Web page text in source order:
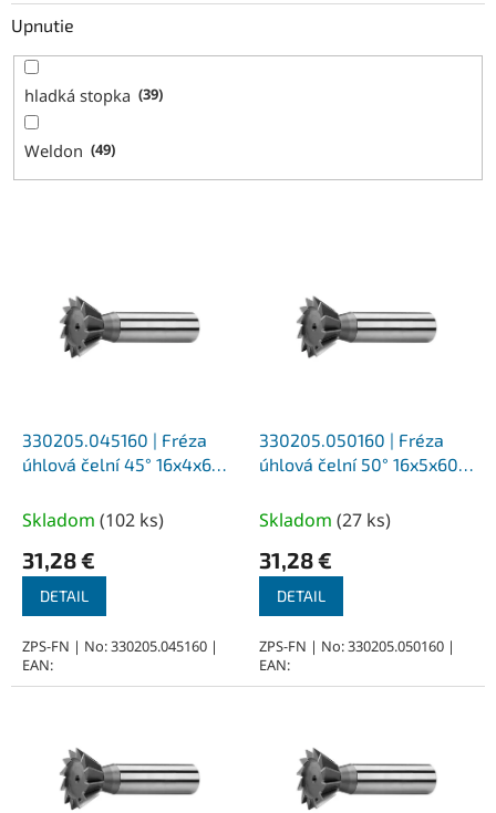
Upnutie
hladká stopka 39
Weldon 49
330205.045160 | Fréza
úhlová čelní 45° 16x4x60,
Skladom (102 ks)
31,28 €
DETAIL
ZPS-FN | No: 330205.045160 |
EAN:
330205.050160 | Fréza
úhlová čelní 50° 16x5x60,
Skladom (27 ks)
31,28 €
DETAIL
ZPS-FN | No: 330205.050160 |
EAN: